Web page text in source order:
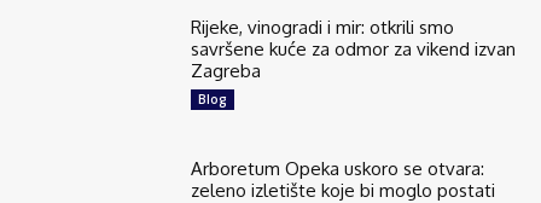
Rijeke, vinogradi i mir: otkrili smo
savršene kuće za odmor za vikend izvan
Zagreba
Blog
Arboretum Opeka uskoro se otvara:
zeleno izletište koje bi moglo postati